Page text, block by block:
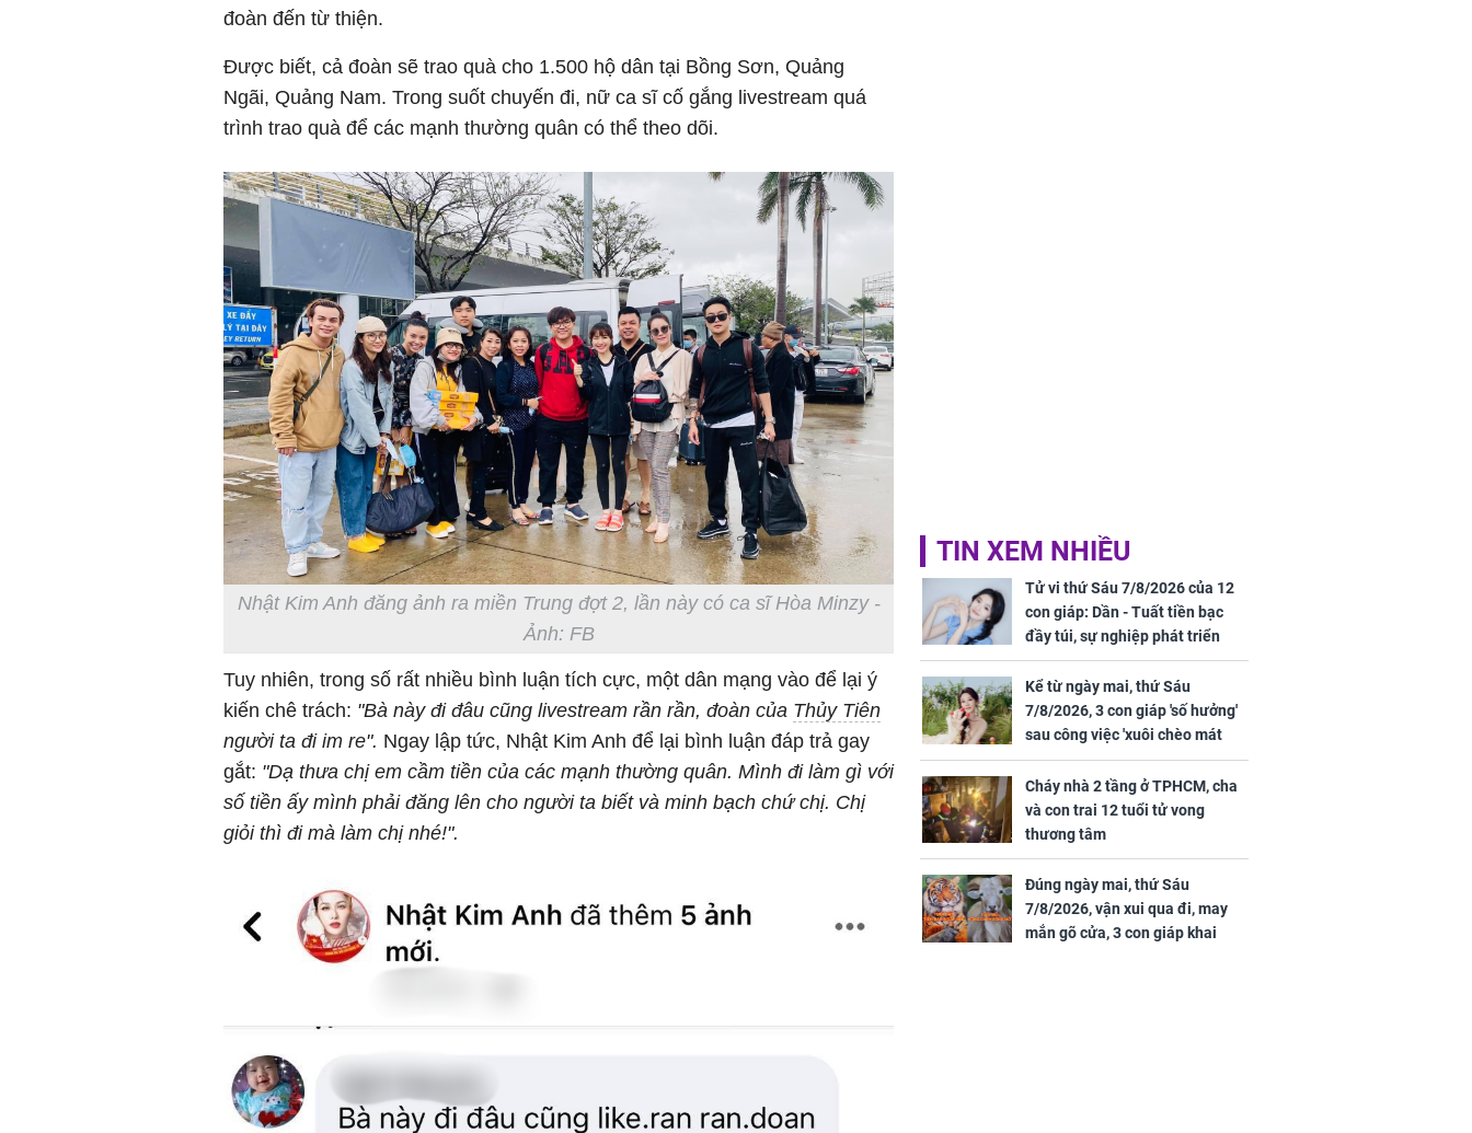
đoàn đến từ thiện.
Được biết, cả đoàn sẽ trao quà cho 1.500 hộ dân tại Bồng Sơn, Quảng
Ngãi, Quảng Nam. Trong suốt chuyến đi, nữ ca sĩ cố gắng livestream quá
trình trao quà để các mạnh thường quân có thể theo dõi.
Nhật Kim Anh đăng ảnh ra miền Trung đợt 2, lần này có ca sĩ Hòa Minzy -
Ảnh: FB
Tuy nhiên, trong số rất nhiều bình luận tích cực, một dân mạng vào để lại ý
kiến chê trách: "Bà này đi đâu cũng livestream rần rần, đoàn của Thủy Tiên
người ta đi im re". Ngay lập tức, Nhật Kim Anh để lại bình luận đáp trả gay
gắt: "Dạ thưa chị em cầm tiền của các mạnh thường quân. Mình đi làm gì với
số tiền ấy mình phải đăng lên cho người ta biết và minh bạch chứ chị. Chị
giỏi thì đi mà làm chị nhé!".
TIN XEM NHIỀU
Tử vi thứ Sáu 7/8/2026 của 12
con giáp: Dần - Tuất tiền bạc
đầy túi, sự nghiệp phát triển
hưng thịnh, Mão - Thân tài lộc
ảm đạm, mọi sự khó thành công
mỹ mãn
Kể từ ngày mai, thứ Sáu
7/8/2026, 3 con giáp 'số hưởng'
sau công việc 'xuôi chèo mát
mái', tiền tài 'thu về như nước',
tình duyên viên mãn
Cháy nhà 2 tầng ở TPHCM, cha
và con trai 12 tuổi tử vong
thương tâm
Đúng ngày mai, thứ Sáu
7/8/2026, vận xui qua đi, may
mắn gõ cửa, 3 con giáp khai